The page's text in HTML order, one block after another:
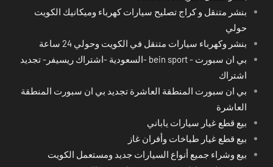
بنشر متنقل و كراج تصليح سيارات كهرباء وميكانيك الكويت
حولي
بنشر وكهرباء سيارات متنقل في الكويت وحولي 24 ساعة
بي ان سبورت - bein sport -السعودية -اشتراك ريسيفر- تجديد
اشتراك
بي ان سبورت المنطقة العاشرة تجديد بي ان سبورت المنطقة
العاشرة
بيع قطع غيار سيارات ياباني
بيع قطع غيار طباخات وأفران غاز
بيع وشراء جميع أنواع السيارات جديد ومستعمل الكويت